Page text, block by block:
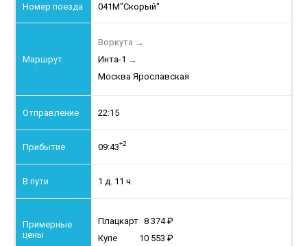
041М"Скорый"
Воркута →
Инта-1 →
Москва Ярославская
22:15
09:43+2
1 д. 11 ч.
Плацкарт 8 374
Купе
10 553